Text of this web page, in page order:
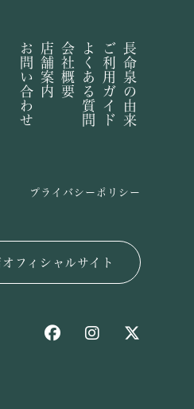
長命泉の由来
ご利用ガイド
よくある質問
会社概要
店舗案内
お問い合わせ
フィシャルサイト
プライバシーポリシー